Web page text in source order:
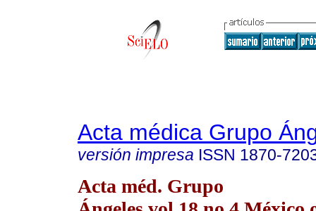
Acta médica Grupo
versión impresa ISSN 1870-
Acta méd. Grupo